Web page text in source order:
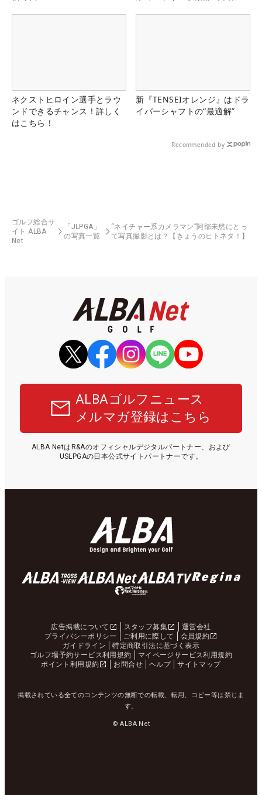
ネクストヒロイン選手とラウ
ンドできるチャンス！詳しく
はこちら！
新『TENSEIオレンジ』はドラ
イバーシャフトの“最適解”
Recommended by
ゴルフ総合サ
イト ALBA
Net
「JLPGA」
の写真一覧
“ネイチャー系カメラマン”阿部未悠にとっ
て写真撮影とは？【きょうのヒトネタ！】
ALBAゴルフニュース
メルマガ登録はこちら
ALBA NetはR&Aのオフィシャルデジタルパートナー、および
USLPGAの日本公式サイトパートナーです。
広告掲載について スタッフ募集
運営会社
プライバシーポリシー
ご利用に際して
会員規約
ガイドライン
特定商取引法に基づく表示
ゴルフ場予約サービス利用規約
マイページサービス利用規約
ポイント利用規約
お問合せ ヘルプ サイトマップ
掲載されている全てのコンテンツの無断での転載、転用、コピー等は禁じま
す。
© ALBA Net